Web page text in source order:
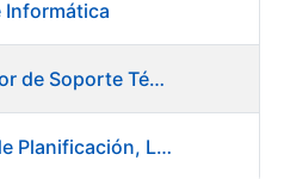
Informática
INF 01/24 - Programador de Soporte Técnico
FC 09/24 - Director/a de Planificación, Logística y Almacenes